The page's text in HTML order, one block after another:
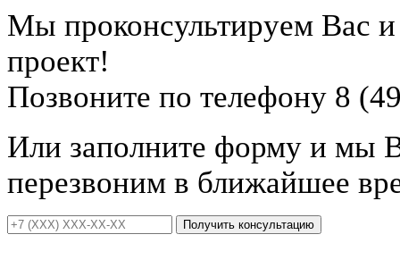
Мы проконсультируем Вас
проект!
Позвоните по телефону 8
Или заполните форму и мы
перезвоним в ближайшее
Получить консультацию